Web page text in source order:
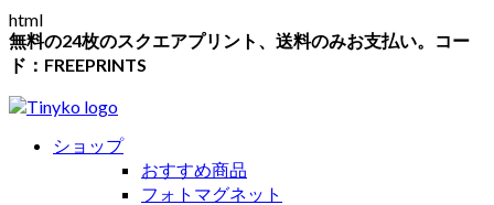
html
無料の24枚のスクエアプリント、送料のみお支払い。コー
ド：FREEPRINTS
ショップ
おすすめ商品
フォトマグネット